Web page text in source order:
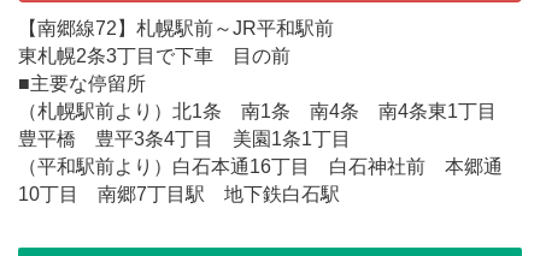
【南郷線72】札幌駅前～JR平和駅前
東札幌2条3丁目で下車 目の前
■主要な停留所
（札幌駅前より）北1条 南1条 南4条 南4条東1丁目
豊平橋 豊平3条4丁目 美園1条1丁目
（平和駅前より）白石本通16丁目 白石神社前 本郷通
10丁目 南郷7丁目駅 地下鉄白石駅